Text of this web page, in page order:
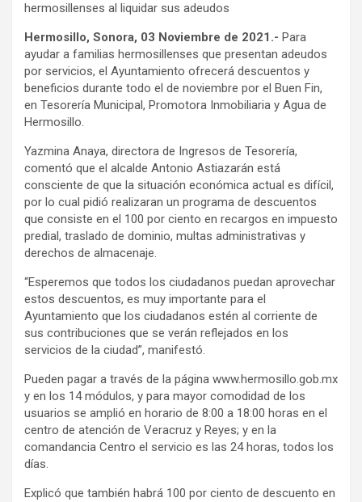
hermosillenses al liquidar sus adeudos
Hermosillo, Sonora, 03 Noviembre de 2021.- Para
ayudar a familias hermosillenses que presentan adeudos
por servicios, el Ayuntamiento ofrecerá descuentos y
beneficios durante todo el de noviembre por el Buen Fin,
en Tesorería Municipal, Promotora Inmobiliaria y Agua de
Hermosillo.
Yazmina Anaya, directora de Ingresos de Tesorería,
comentó que el alcalde Antonio Astiazarán está
consciente de que la situación económica actual es difícil,
por lo cual pidió realizaran un programa de descuentos
que consiste en el 100 por ciento en recargos en impuesto
predial, traslado de dominio, multas administrativas y
derechos de almacenaje.
“Esperemos que todos los ciudadanos puedan aprovechar
estos descuentos, es muy importante para el
Ayuntamiento que los ciudadanos estén al corriente de
sus contribuciones que se verán reflejados en los
servicios de la ciudad”, manifestó.
Pueden pagar a través de la página www.hermosillo.gob.mx
y en los 14 módulos, y para mayor comodidad de los
usuarios se amplió en horario de 8:00 a 18:00 horas en el
centro de atención de Veracruz y Reyes; y en la
comandancia Centro el servicio es las 24 horas, todos los
días.
Explicó que también habrá 100 por ciento de descuento en